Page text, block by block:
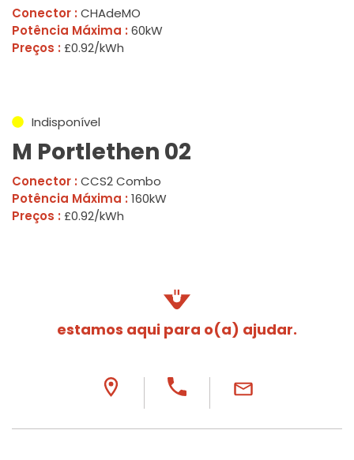
Conector : CHAdeMO
Potência Máxima : 60kW
Preços : £0.92/kWh
Indisponível
M Portlethen 02
Conector : CCS2 Combo
Potência Máxima : 160kW
Preços : £0.92/kWh
estamos aqui para o(a) ajudar.